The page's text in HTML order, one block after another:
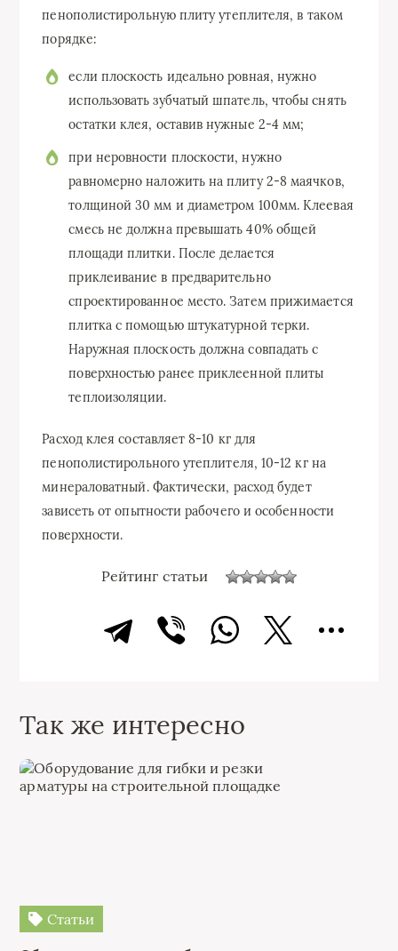
пенополистирольную плиту утеплителя, в таком
порядке:
если плоскость идеально ровная, нужно
использовать зубчатый шпатель, чтобы снять
остатки клея, оставив нужные 2-4 мм;
при неровности плоскости, нужно
равномерно наложить на плиту 2-8 маячков,
толщиной 30 мм и диаметром 100мм. Клеевая
смесь не должна превышать 40% общей
площади плитки. После делается
приклеивание в предварительно
спроектированное место. Затем прижимается
плитка с помощью штукатурной терки.
Наружная плоскость должна совпадать с
поверхностью ранее приклеенной плиты
теплоизоляции.
Расход клея составляет 8-10 кг для
пенополистирольного утеплителя, 10-12 кг на
минераловатный. Фактически, расход будет
зависеть от опытности рабочего и особенности
поверхности.
Рейтинг статьи
Так же интересно
Статьи